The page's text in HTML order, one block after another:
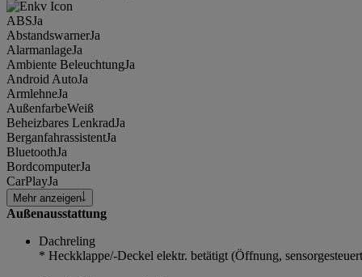
ABSJa
AbstandswarnerJa
AlarmanlageJa
Ambiente BeleuchtungJa
Android AutoJa
ArmlehneJa
AußenfarbeWeiß
Beheizbares LenkradJa
BerganfahrassistentJa
BluetoothJa
BordcomputerJa
CarPlayJa
Mehr anzeigen
Außenausstattung
Dachreling
* Heckklappe/-Deckel elektr. betätigt (Öffnung,